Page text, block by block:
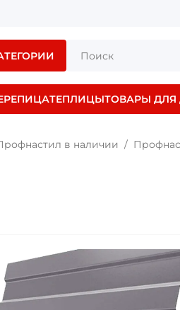
ТЕПЛИЦЫТОВАРЫ ДЛЯ
в наличии